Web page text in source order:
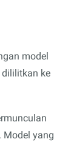
model
dililitkan ke
Model yang